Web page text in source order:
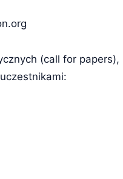
(call for papers),